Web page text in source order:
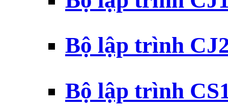
Bộ lập trình
Bộ lập trình